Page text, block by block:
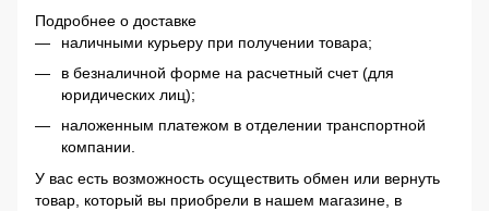
Подробнее о доставке
наличными курьеру при получении товара;
в безналичной форме на расчетный счет (для
юридических лиц);
наложенным платежом в отделении транспортной
компании.
У вас есть возможность осуществить обмен или вернуть
товар, который вы приобрели в нашем магазине, в